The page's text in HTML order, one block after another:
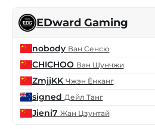
EDward Gaming
nobody Ван Сенсю
CHICHOO Ван Шунчжи
ZmjjKK Чжэн Ёнканг
signed Дейл Танг
Jieni7 Жан Цзунтай